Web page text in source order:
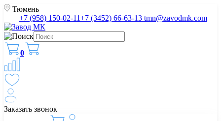
Тюмень
+7 (958) 150-02-11+7 (3452) 66-63-13 tmn@zavodmk.com
0
Заказать звонок